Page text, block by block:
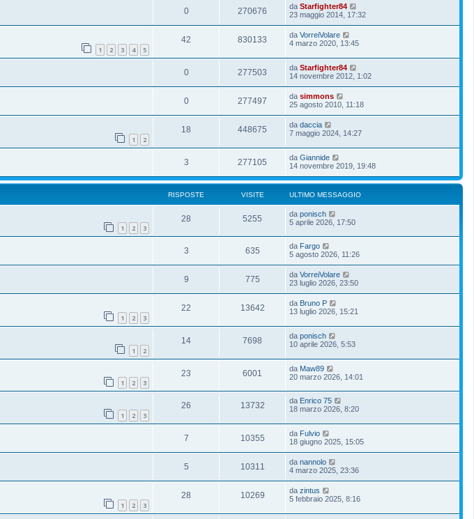
0 270676 da Starfighter84
23 maggio 2014, 17:32
1 2 3 4 5
42 830133 da VorreiVolare
4 marzo 2020, 13:45
0 277503 da Starfighter84
14 novembre 2012, 1:02
0 277497 da simmons
25 agosto 2010, 11:18
1 2
18 448675 da daccia
7 maggio 2024, 14:27
3 277105 da Giannide
14 novembre 2019, 19:48
RISPOSTE VISITE ULTIMO MESSAGGIO
1 2 3
28 5255 da ponisch
5 aprile 2026, 17:50
3 635 da Fargo
5 agosto 2026, 11:26
9 775 da VorreiVolare
23 luglio 2026, 23:50
1 2 3
22 13642 da Bruno P
13 luglio 2026, 15:21
1 2
14 7698 da ponisch
10 aprile 2026, 5:53
1 2 3
23 6001 da Maw89
20 marzo 2026, 14:01
1 2 3
26 13732 da Enrico 75
18 marzo 2026, 8:20
7 10355 da Fulvio
18 giugno 2025, 15:05
5 10311 da nannolo
4 marzo 2025, 23:36
1 2 3
28 10269 da zintus
5 febbraio 2025, 8:16